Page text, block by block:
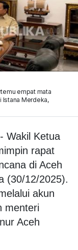
empat mata
Istana Merdeka,
Wakil Ketua
rapat
di Aceh
(30/12/2025).
akun
menteri
Aceh